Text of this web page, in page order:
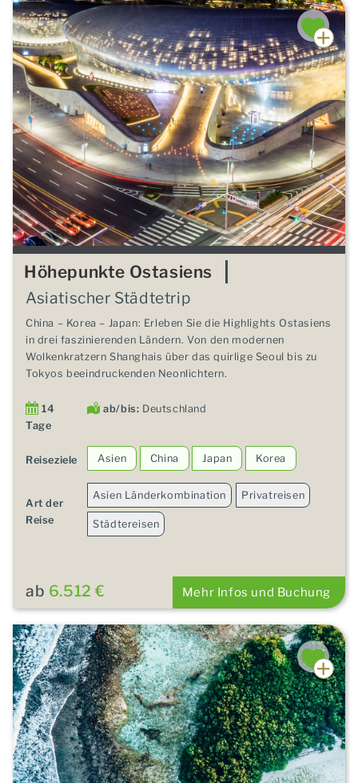
Höhepunkte Ostasiens
Asiatischer Städtetrip
China – Korea – Japan: Erleben Sie die Highlights Ostasiens
in drei faszinierenden Ländern. Von den modernen
Wolkenkratzern Shanghais über das quirlige Seoul bis zu
Tokyos beeindruckenden Neonlichtern.
14
Tage
ab/bis: Deutschland
Reiseziele Asien China Japan Korea
Art der
Reise
Asien Länderkombination Privatreisen
Städtereisen
ab 6.512 € Mehr Infos und Buchung